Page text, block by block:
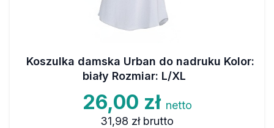
Koszulka damska Urban do nadruku Kolor:
biały Rozmiar: L/XL
26,00 zł netto
31,98 zł brutto